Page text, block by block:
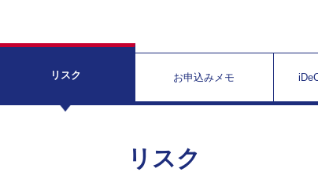
リスク お申込みメモ
リスク